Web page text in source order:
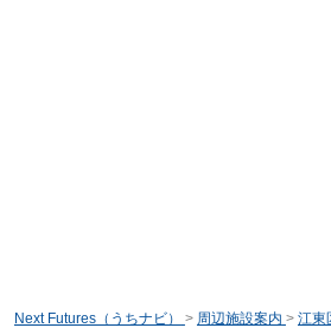
Next Futures（うちナビ） > 周辺施設案内 > 江東